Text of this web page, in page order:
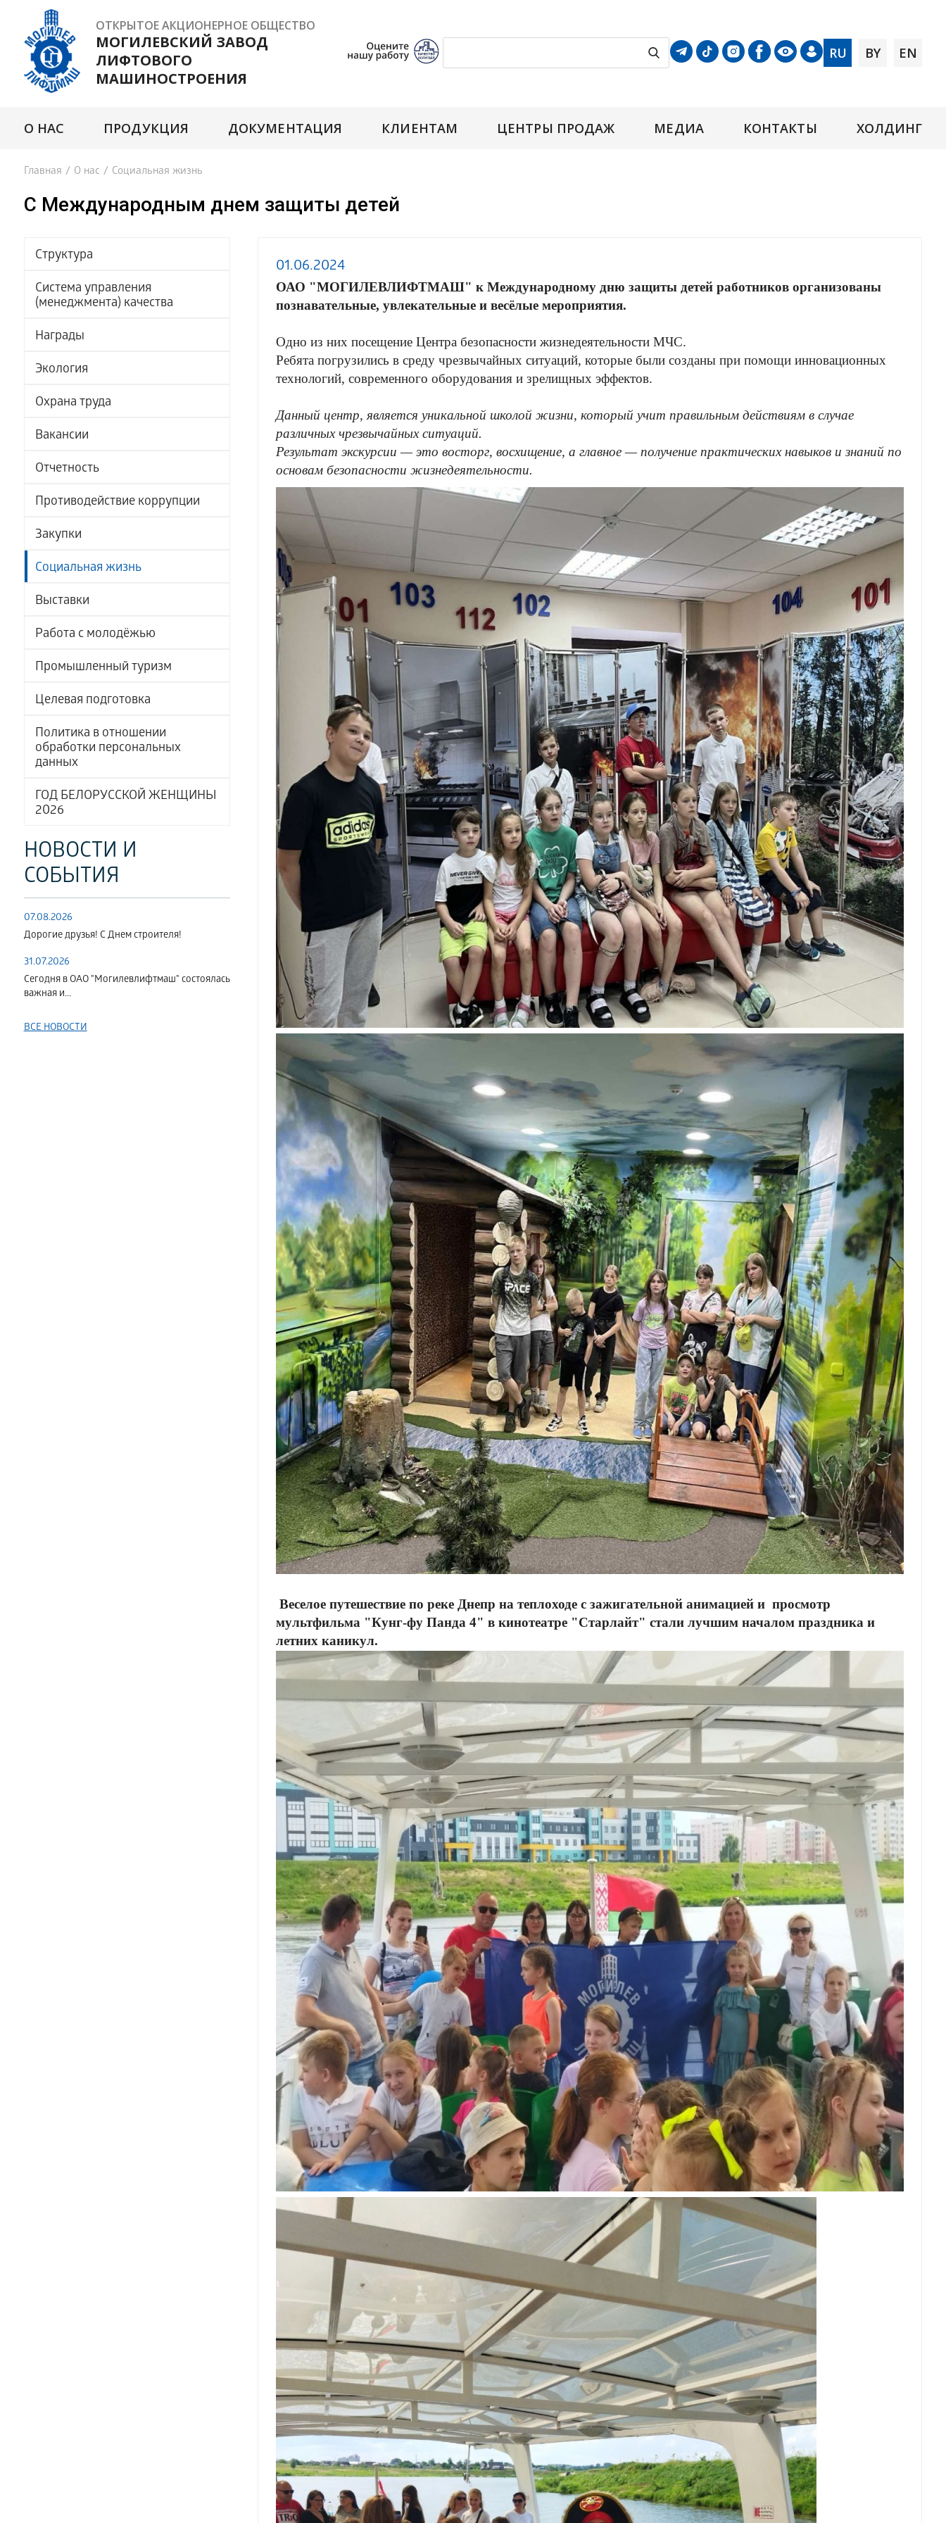
ОТКРЫТОЕ АКЦИОНЕРНОЕ ОБЩЕСТВО
МОГИЛЕВСКИЙ ЗАВОД
ЛИФТОВОГО
МАШИНОСТРОЕНИЯ
RU BY EN
О НАС ПРОДУКЦИЯ ДОКУМЕНТАЦИЯ КЛИЕНТАМ ЦЕНТРЫ ПРОДАЖ МЕДИА КОНТАКТЫ ХОЛДИНГ
Главная / О нас / Социальная жизнь
С Международным днем защиты детей
Структура
Система управления
(менеджмента) качества
Награды
Экология
Охрана труда
Вакансии
Отчетность
Противодействие коррупции
Закупки
Социальная жизнь
Выставки
Работа с молодёжью
Промышленный туризм
Целевая подготовка
Политика в отношении
обработки персональных
данных
ГОД БЕЛОРУССКОЙ ЖЕНЩИНЫ
2026
НОВОСТИ И
СОБЫТИЯ
07.08.2026
Дорогие друзья! С Днем строителя!
31.07.2026
Сегодня в ОАО "Могилевлифтмаш" состоялась
важная и...
ВСЕ НОВОСТИ
01.06.2024
ОАО "МОГИЛЕВЛИФТМАШ" к Международному дню защиты детей работников организованы
познавательные, увлекательные и весёлые мероприятия.
Одно из них посещение Центра безопасности жизнедеятельности МЧС.
Ребята погрузились в среду чрезвычайных ситуаций, которые были созданы при помощи инновационных
технологий, современного оборудования и зрелищных эффектов.
Данный центр, является уникальной школой жизни, который учит правильным действиям в случае
различных чрезвычайных ситуаций.
Результат экскурсии — это восторг, восхищение, а главное — получение практических навыков и знаний по
основам безопасности жизнедеятельности.
Веселое путешествие по реке Днепр на теплоходе с зажигательной анимацией и просмотр
мультфильма "Кунг-фу Панда 4" в кинотеатре "Старлайт" стали лучшим началом праздника и
летних каникул.